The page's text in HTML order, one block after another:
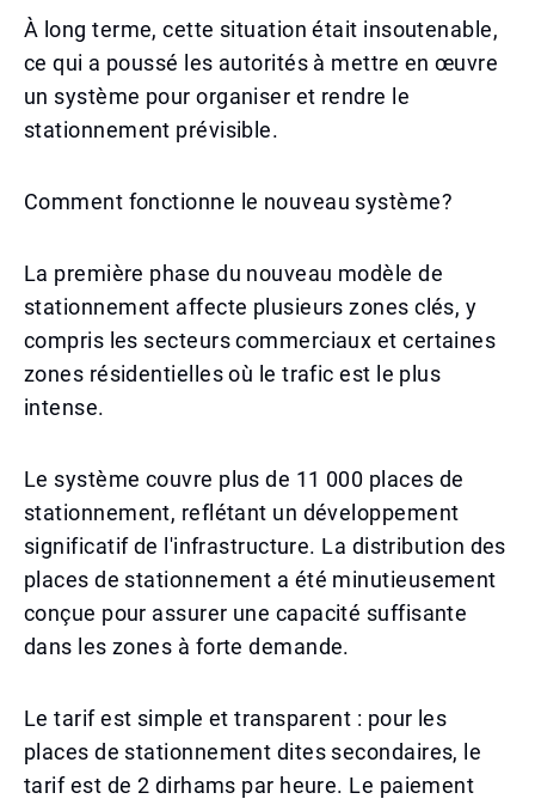
À long terme, cette situation était insoutenable,
ce qui a poussé les autorités à mettre en œuvre
un système pour organiser et rendre le
stationnement prévisible.
Comment fonctionne le nouveau système?
La première phase du nouveau modèle de
stationnement affecte plusieurs zones clés, y
compris les secteurs commerciaux et certaines
zones résidentielles où le trafic est le plus
intense.
Le système couvre plus de 11 000 places de
stationnement, reflétant un développement
significatif de l'infrastructure. La distribution des
places de stationnement a été minutieusement
conçue pour assurer une capacité suffisante
dans les zones à forte demande.
Le tarif est simple et transparent : pour les
places de stationnement dites secondaires, le
tarif est de 2 dirhams par heure. Le paiement